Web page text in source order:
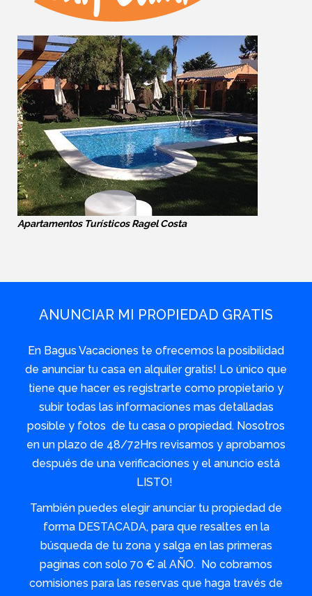
Apartamentos Turísticos Ragel Costa
ANUNCIAR MI PROPIEDAD GRATIS
En Bagus Vacaciones te ofrecemos la posibilidad
de anunciar tu casa en alquiler gratis! Lo único que
tiene que hacer es registrarte como propietario y
subir todas las informaciones mas detalladas
posible y fotos de tu casa o propiedad. Nosotros
en un plazo de 48/72Hrs revisamos y aprobamos
después de una verificaciones y el anuncio está
LISTO!
También puedes elegir anunciar tu propiedad de
forma DESTACADA, para que resaltes en la
búsqueda de tu zona y salga en las primeras
paginas con solo 70 € al AÑO. No cobramos
comisiones para las reservas que haga través de